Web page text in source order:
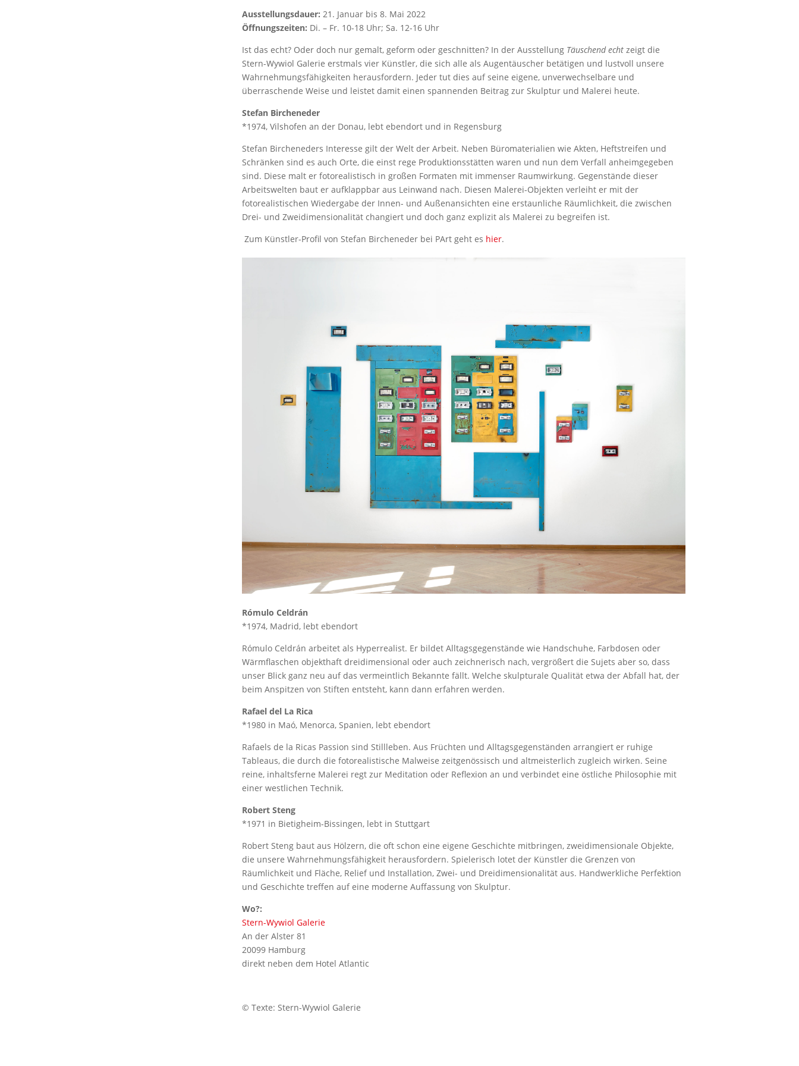
Ausstellungsdauer: 21. Januar bis 8. Mai 2022
Öffnungszeiten: Di. – Fr. 10-18 Uhr; Sa. 12-16 Uhr
Ist das echt? Oder doch nur gemalt, geform oder geschnitten? In der Ausstellung Täuschend echt zeigt die
Stern-Wywiol Galerie erstmals vier Künstler, die sich alle als Augentäuscher betätigen und lustvoll unsere
Wahrnehmungsfähigkeiten herausfordern. Jeder tut dies auf seine eigene, unverwechselbare und
überraschende Weise und leistet damit einen spannenden Beitrag zur Skulptur und Malerei heute.
Stefan Bircheneder
*1974, Vilshofen an der Donau, lebt ebendort und in Regensburg
Stefan Bircheneders Interesse gilt der Welt der Arbeit. Neben Büromaterialien wie Akten, Heftstreifen und
Schränken sind es auch Orte, die einst rege Produktionsstätten waren und nun dem Verfall anheimgegeben
sind. Diese malt er fotorealistisch in großen Formaten mit immenser Raumwirkung. Gegenstände dieser
Arbeitswelten baut er aufklappbar aus Leinwand nach. Diesen Malerei-Objekten verleiht er mit der
fotorealistischen Wiedergabe der Innen- und Außenansichten eine erstaunliche Räumlichkeit, die zwischen
Drei- und Zweidimensionalität changiert und doch ganz explizit als Malerei zu begreifen ist.
Zum Künstler-Profil von Stefan Bircheneder bei PArt geht es hier.
Rómulo Celdrán
*1974, Madrid, lebt ebendort
Rómulo Celdrán arbeitet als Hyperrealist. Er bildet Alltagsgegenstände wie Handschuhe, Farbdosen oder
Wärmflaschen objekthaft dreidimensional oder auch zeichnerisch nach, vergrößert die Sujets aber so, dass
unser Blick ganz neu auf das vermeintlich Bekannte fällt. Welche skulpturale Qualität etwa der Abfall hat, der
beim Anspitzen von Stiften entsteht, kann dann erfahren werden.
Rafael del La Rica
*1980 in Maó, Menorca, Spanien, lebt ebendort
Rafaels de la Ricas Passion sind Stillleben. Aus Früchten und Alltagsgegenständen arrangiert er ruhige
Tableaus, die durch die fotorealistische Malweise zeitgenössisch und altmeisterlich zugleich wirken. Seine
reine, inhaltsferne Malerei regt zur Meditation oder Reflexion an und verbindet eine östliche Philosophie mit
einer westlichen Technik.
Robert Steng
*1971 in Bietigheim-Bissingen, lebt in Stuttgart
Robert Steng baut aus Hölzern, die oft schon eine eigene Geschichte mitbringen, zweidimensionale Objekte,
die unsere Wahrnehmungsfähigkeit herausfordern. Spielerisch lotet der Künstler die Grenzen von
Räumlichkeit und Fläche, Relief und Installation, Zwei- und Dreidimensionalität aus. Handwerkliche Perfektion
und Geschichte treffen auf eine moderne Auffassung von Skulptur.
Wo?:
Stern-Wywiol Galerie
An der Alster 81
20099 Hamburg
direkt neben dem Hotel Atlantic
© Texte: Stern-Wywiol Galerie